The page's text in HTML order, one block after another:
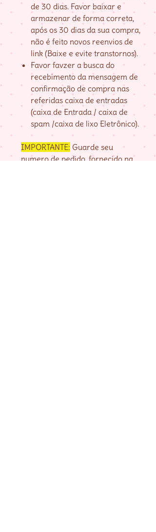
de 30 dias. Favor baixar e
armazenar de forma correta,
após os 30 dias da sua compra,
não é feito novos reenvios de
link (Baixe e evite transtornos).
Favor favzer a busca do
recebimento da mensagem de
confirmação de compra nas
referidas caixa de entradas
(caixa de Entrada / caixa de
spam /caixa de lixo Eletrônico).
IMPORTANTE: Guarde seu
numero de pedido, fornecido na